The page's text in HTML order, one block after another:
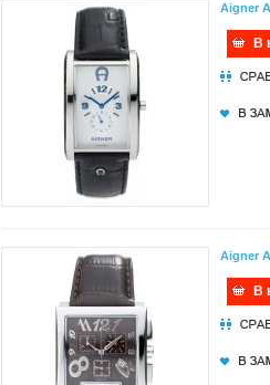
Aigner
В
Aigner
В